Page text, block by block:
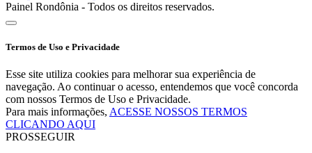
Painel Rondônia - Todos os direitos reservados.
Termos de Uso e Privacidade
Esse site utiliza cookies para melhorar sua experiência de
navegação. Ao continuar o acesso, entendemos que você concorda
com nossos Termos de Uso e Privacidade.
Para mais informações, ACESSE NOSSOS TERMOS
CLICANDO AQUI
PROSSEGUIR